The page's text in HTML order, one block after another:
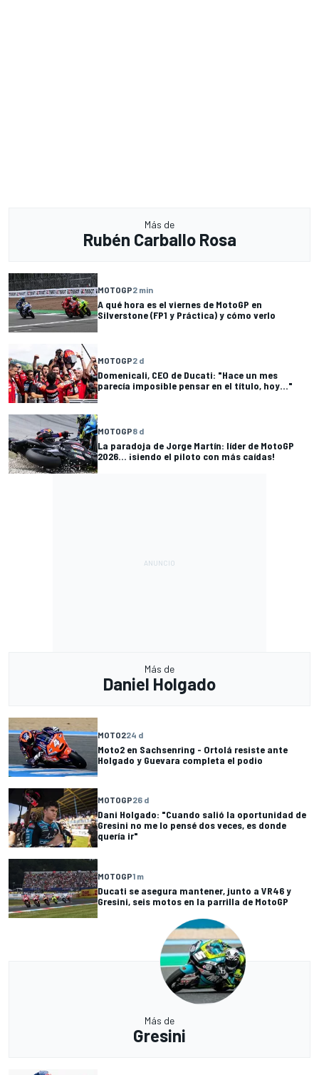
Más de
Rubén Carballo Rosa
MOTOGP2 min
A qué hora es el viernes de MotoGP en
Silverstone (FP1 y Práctica) y cómo verlo
MOTOGP2 d
Domenicali, CEO de Ducati: "Hace un mes
parecía imposible pensar en el título, hoy..."
MOTOGP8 d
La paradoja de Jorge Martín: líder de MotoGP
2026... ¡siendo el piloto con más caídas!
Más de
Daniel Holgado
MOTO224 d
Moto2 en Sachsenring - Ortolá resiste ante
Holgado y Guevara completa el podio
MOTOGP26 d
Dani Holgado: "Cuando salió la oportunidad de
Gresini no me lo pensé dos veces, es donde
quería ir"
MOTOGP1 m
Ducati se asegura mantener, junto a VR46 y
Gresini, seis motos en la parrilla de MotoGP
Más de
Gresini